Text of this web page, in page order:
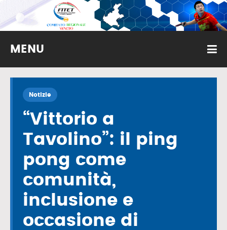
MENU
Notizie
“Vittorio a
Tavolino”: il ping
pong come
comunità,
inclusione e
occasione di